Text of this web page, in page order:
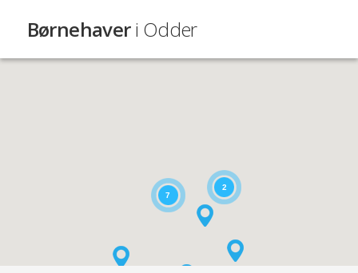
Børnehaveri Odder
7
2